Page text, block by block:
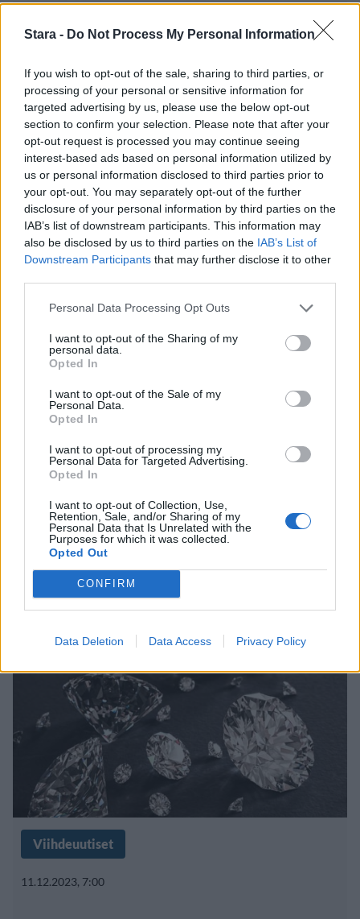
Stara - Do Not Process My Personal Information
If you wish to opt-out of the sale, sharing to third parties, or
processing of your personal or sensitive information for
targeted advertising by us, please use the below opt-out
section to confirm your selection. Please note that after your
opt-out request is processed you may continue seeing
interest-based ads based on personal information utilized by
us or personal information disclosed to third parties prior to
your opt-out. You may separately opt-out of the further
disclosure of your personal information by third parties on the
IAB’s list of downstream participants. This information may
also be disclosed by us to third parties on the IAB’s List of
Downstream Participants that may further disclose it to other
Personal Data Processing Opt Outs
I want to opt-out of the Sharing of my
personal data.
Opted In
I want to opt-out of the Sale of my
Personal Data.
Opted In
I want to opt-out of processing my
Personal Data for Targeted Advertising.
Opted In
I want to opt-out of Collection, Use,
Retention, Sale, and/or Sharing of my
Personal Data that Is Unrelated with the
Purposes for which it was collected.
Opted Out
CONFIRM
Data Deletion Data Access Privacy Policy
Ruoka Viihdeuutiset
Leipomon omistaja kadotti
timantin – kehotti asiakkaita
tarkistamaan keksit
25.1.2024, 15:00
Turistin onnenpäivä – löysi 7,46
karaatin timantin
luonnonpuistosta
Viihdeuutiset
11.12.2023, 7:00